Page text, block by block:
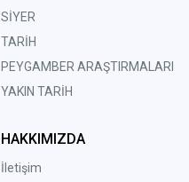
SİYER
TARİH
PEYGAMBER ARAŞTIRMALARI
YAKIN TARİH
HAKKIMIZDA
İletişim